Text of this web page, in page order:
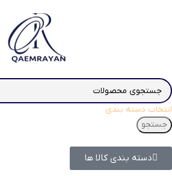
انتخاب دسته بندی
جستجو
دسته بندی کالا ها